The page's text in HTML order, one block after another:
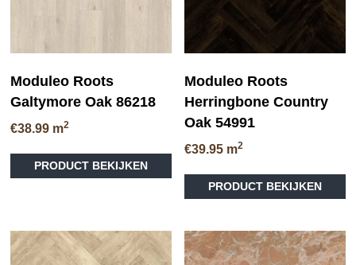
Moduleo Roots
Galtymore Oak 86218
€38.99 m2
PRODUCT BEKIJKEN
Moduleo Roots
Herringbone Country
Oak 54991
€39.95 m2
PRODUCT BEKIJKEN